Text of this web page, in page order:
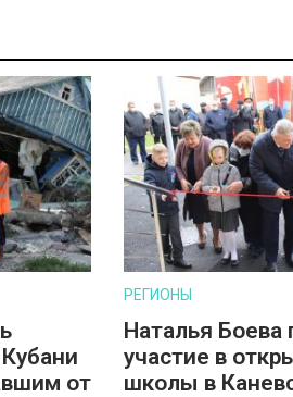
от
РЕГИОНЫ
Наталья Боева
участие в
школы в